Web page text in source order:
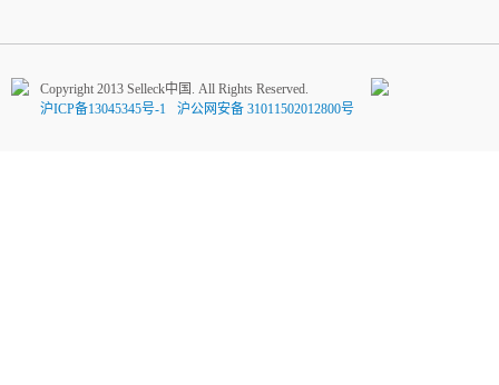
Copyright 2013 Selleck中国. All Rights Reserved.
沪ICP备13045345号-1
沪公网安备 31011502012800号